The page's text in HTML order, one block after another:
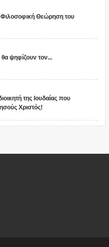
Φιλοσοφική Θεώρηση του
θα ψηφίζουν τον...
της Ιουδαίας που
Χριστός!